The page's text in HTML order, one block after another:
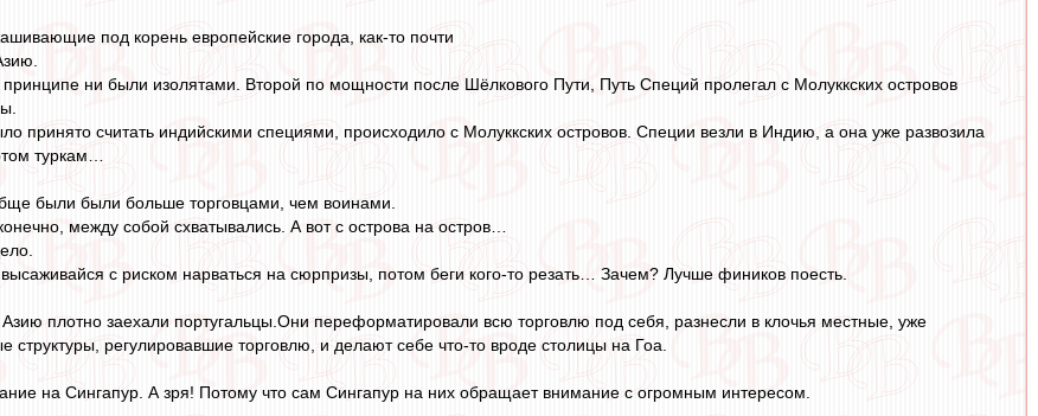
под корень европейские города, как-то почти
ни были изолятами. Второй по мощности после Шёлкового Пути, Путь Специй пролегал с Молуккских островов
принято считать индийскими специями, происходило с Молуккских островов. Специи везли в Индию, а она уже развозила
туркам…
были были больше торговцами, чем воинами.
между собой схватывались. А вот с острова на остров…
с риском нарваться на сюрпризы, потом беги кого-то резать… Зачем? Лучше фиников поесть.
плотно заехали португальцы.Они переформатировали всю торговлю под себя, разнесли в клочья местные, уже
структуры, регулировавшие торговлю, и делают себе что-то вроде столицы на Гоа.
на Сингапур. А зря! Потому что сам Сингапур на них обращает внимание с огромным интересом.